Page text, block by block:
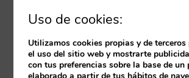
complejas e inestables, ya que por un
con la molestia que esto conlleva.
Uso de cookies:
Utilizamos cookies propias y de
el uso del sitio web y mostrarte
con tus preferencias sobre la base de un
elaborado a partir de tus hábitos de